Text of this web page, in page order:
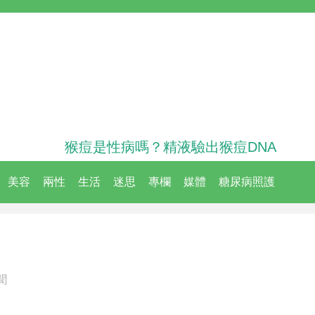
猴痘是性病嗎？精液驗出猴痘DNA
美容 兩性 生活 迷思 專欄 媒體 糖尿病照護